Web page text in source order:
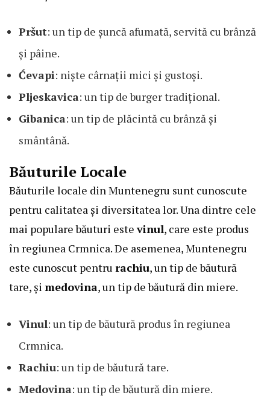
Pršut: un tip de șuncă afumată, servită cu brânză
și pâine.
Ćevapi: niște cârnații mici și gustoși.
Pljeskavica: un tip de burger tradițional.
Gibanica: un tip de plăcintă cu brânză și
smântână.
Băuturile Locale
Băuturile locale din Muntenegru sunt cunoscute
pentru calitatea și diversitatea lor. Una dintre cele
mai populare băuturi estevinul, care este produs
în regiunea Crmnica. De asemenea, Muntenegru
este cunoscut pentru rachiu, un tip de băutură
tare, și medovina, un tip de băutură din miere.
Vinul: un tip de băutură produs în regiunea
Crmnica.
Rachiu: un tip de băutură tare.
Medovina: un tip de băutură din miere.